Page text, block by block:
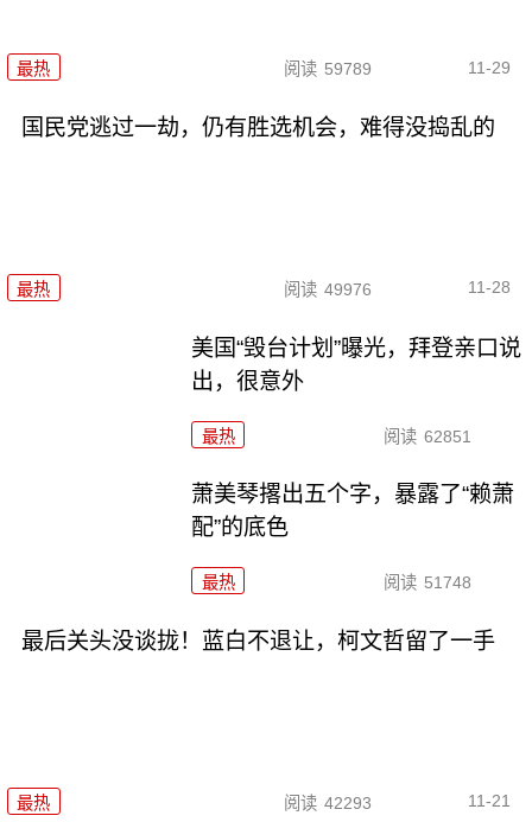
最热 阅读 59789 11-29
国民党逃过一劫，仍有胜选机会，难得没捣乱的
最热 阅读 49976 11-28
美国“毁台计划”曝光，拜登亲口说
出，很意外
最热 阅读 62851
萧美琴撂出五个字，暴露了“赖萧
配”的底色
最热 阅读 51748
最后关头没谈拢！蓝白不退让，柯文哲留了一手
最热 阅读 42293 11-21